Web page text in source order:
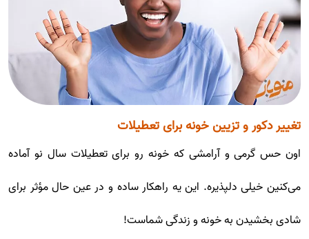
تغییر دکور و تزیین خونه برای تعطیلات
اون حس گرمی و آرامشی که خونه رو برای تعطیلات سال نو آماده
می‌کنین خیلی دلپذیره. این یه راهکار ساده و در عین حال مؤثر برای
شادی بخشیدن به خونه و زندگی شماست!